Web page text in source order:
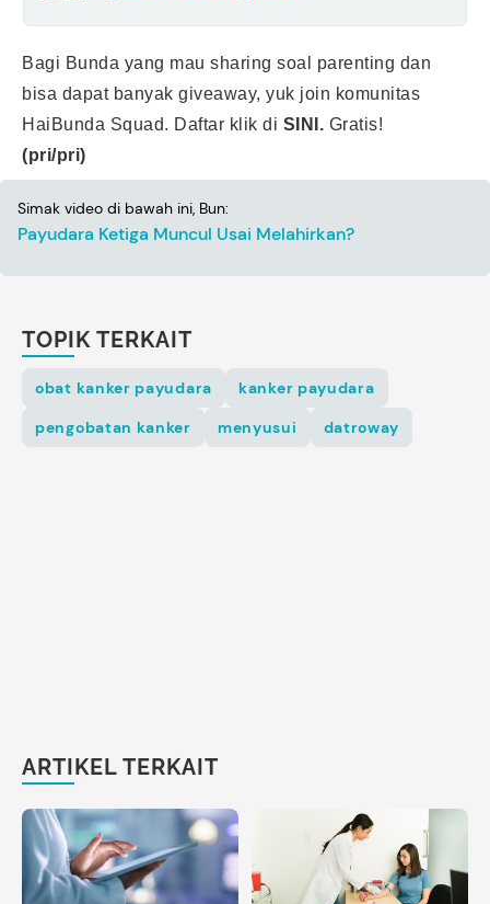
Bagi Bunda yang mau sharing soal parenting dan
bisa dapat banyak giveaway, yuk join komunitas
HaiBunda Squad. Daftar klik di SINI. Gratis!
(pri/pri)
Simak video di bawah ini, Bun:
Payudara Ketiga Muncul Usai Melahirkan?
TOPIK TERKAIT
obat kanker payudara
kanker payudara
pengobatan kanker
menyusui datroway
ARTIKEL TERKAIT